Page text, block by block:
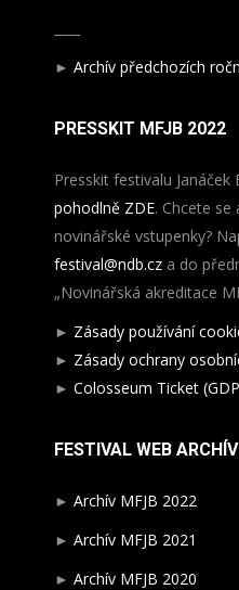
► Archív předchozích
PRESSKIT MFJB 2022
Presskit festivalu Janáček
pohodlně ZDE. Chcete
novinářské vstupenky?
festival@ndb.cz a do
„Novinářská akreditace
► Zásady používání
► Zásady ochrany
► Colosseum Ticket
FESTIVAL WEB ARCHÍV
► Archív MFJB 2022
► Archív MFJB 2021
► Archív MFJB 2020